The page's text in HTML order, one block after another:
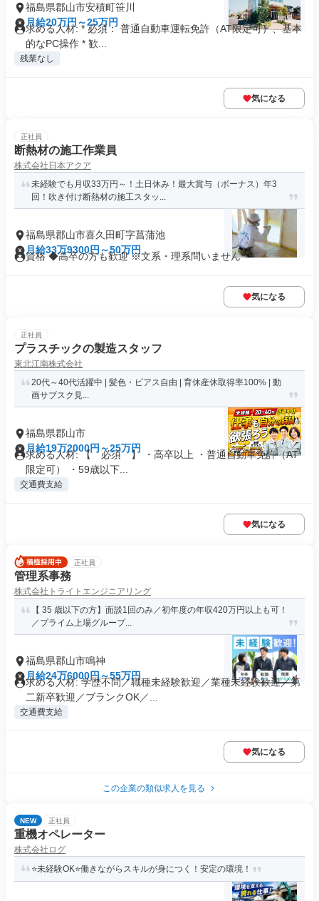
福島県郡山市安積町笹川
月給20万円～25万円
求める人材: * 必須： 普通自動車運転免許（AT限定可）、基本
的なPC操作 * 歓...
残業なし
気になる
正社員
断熱材の施工作業員
株式会社日本アクア
未経験でも月収33万円～！土日休み！最大賞与（ボーナス）年3
回！吹き付け断熱材の施工スタッ...
福島県郡山市喜久田町字菖蒲池
月給33万9300円～50万円
資格 ◆高卒の方も歓迎 ※文系・理系問いません
気になる
正社員
プラスチックの製造スタッフ
東北江南株式会社
20代～40代活躍中 | 髪色・ピアス自由 | 育休産休取得率100% | 動
画サブスク見...
福島県郡山市
月給19万2000円～25万円
求める人材: 【 必須 】 ・高卒以上 ・普通自動車免許（AT
限定可） ・59歳以下...
交通費支給
気になる
正社員
管理系事務
株式会社トライトエンジニアリング
【 35 歳以下の方】面談1回のみ／初年度の年収420万円以上も可！
／プライム上場グループ...
福島県郡山市鳴神
月給24万6000円～55万円
求める人材: 学歴不問／職種未経験歓迎／業種未経験歓迎／第
二新卒歓迎／ブランクOK／...
交通費支給
気になる
この企業の類似求人を見る
NEW 正社員
重機オペレーター
株式会社ログ
⭐未経験OK⭐️働きながらスキルが身につく！安定の環境！